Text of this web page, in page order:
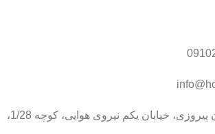
آدرس : تهران -خیابان پیروزی، خیابان یکم نیروی هوایی، کوچه 1/28،